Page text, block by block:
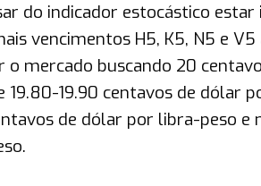
do indicador estocástico estar
vencimentos H5, K5, N5 e
mercado buscando 20
19.90 centavos de dólar
de dólar por libra-peso e